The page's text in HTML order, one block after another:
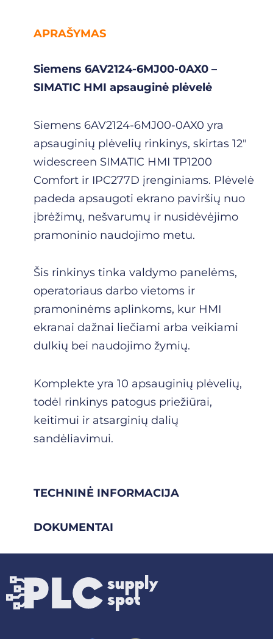
APRAŠYMAS
TECHNINĖ INFORMACIJA
DOKUMENTAI
Siemens 6AV2124-6MJ00-0AX0 –
SIMATIC HMI apsauginė plėvelė
Siemens 6AV2124-6MJ00-0AX0 yra
apsauginių plėvelių rinkinys, skirtas 12″
widescreen SIMATIC HMI TP1200
Comfort ir IPC277D įrenginiams. Plėvelė
padeda apsaugoti ekrano paviršių nuo
įbrėžimų, nešvarumų ir nusidėvėjimo
pramoninio naudojimo metu.
Šis rinkinys tinka valdymo panelėms,
operatoriaus darbo vietoms ir
pramoninėms aplinkoms, kur HMI
ekranai dažnai liečiami arba veikiami
dulkių bei naudojimo žymių.
Komplekte yra 10 apsauginių plėvelių,
todėl rinkinys patogus priežiūrai,
keitimui ir atsarginių dalių
sandėliavimui.